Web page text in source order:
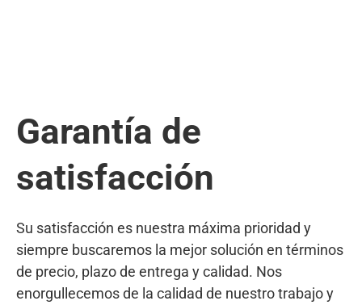
Garantía de
satisfacción
Su satisfacción es nuestra máxima prioridad y
siempre buscaremos la mejor solución en términos
de precio, plazo de entrega y calidad. Nos
enorgullecemos de la calidad de nuestro trabajo y